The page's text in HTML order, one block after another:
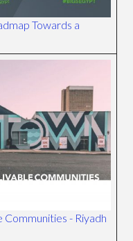
Towards a
Communities - Riyadh